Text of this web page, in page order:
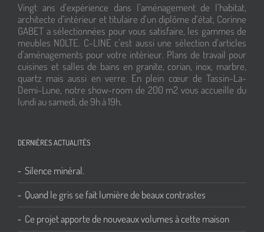
Vingt ans d’expérience dans l’aménagement de l’habitat,
architecte d’intérieur et titulaire d’un diplôme d’état, Corinne
GABET a sélectionnées pour vous satisfaire, les gammes de
meubles NOLTE. C-LINE c’est aussi une sélection d’articles
d’aménagements pour votre intérieur. Plans de travail pour
cuisines et salles de bains en granite, corian, inox, marbre,
quartz mais aussi en verre. En plein cœur de Tassin-La-
Demi-Lune, notre show-room de 200 m2 vous accueille du
lundi au samedi, de 9h à 19h.
DERNIÈRES ACTUALITÉS
Silence minéral.
Quand le gris se fait lumière de beaux contrastes
Ce projet apporte de nouveaux volumes à cette maison